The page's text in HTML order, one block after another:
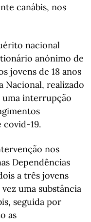
canábis, nos
nacional
anónimo de
jovens de 18 anos
Nacional, realizado
uma interrupção
covid-19.
nos
Dependências
a três jovens
uma substância
seguida por
as